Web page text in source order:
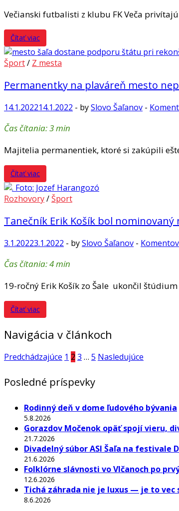
Večianski futbalisti z klubu FK Veča
Čítať viac
Šport/ Z mesta
Permanentky na plaváreň mesto
14.1.202214.1.2022 - bySlovo Šaľanov -
Čas čítania:3min
Majitelia permanentiek, ktoré si zakúpili
Čítať viac
Rozhovory/Šport
Tanečník Erik Košík bol
3.1.20223.1.2022 - bySlovo Šaľanov -
Čas čítania:4min
19-ročný Erik Košík zo Šale ukončil
Čítať viac
Navigácia v článkoch
Predchádzajúce 1 2 3 … 5 Nasledujúce
Posledné príspevky
Rodinný deň v dome ľudového bývania
5.8.2026
Gorazdov Močenok opäť spojí vieru,
21.7.2026
Divadelný súbor ASI Šaľa na festivale
21.6.2026
Folklórne slávnosti vo Vlčanoch po
12.6.2026
Tichá záhrada nie je luxus — je to vec
8.6.2026